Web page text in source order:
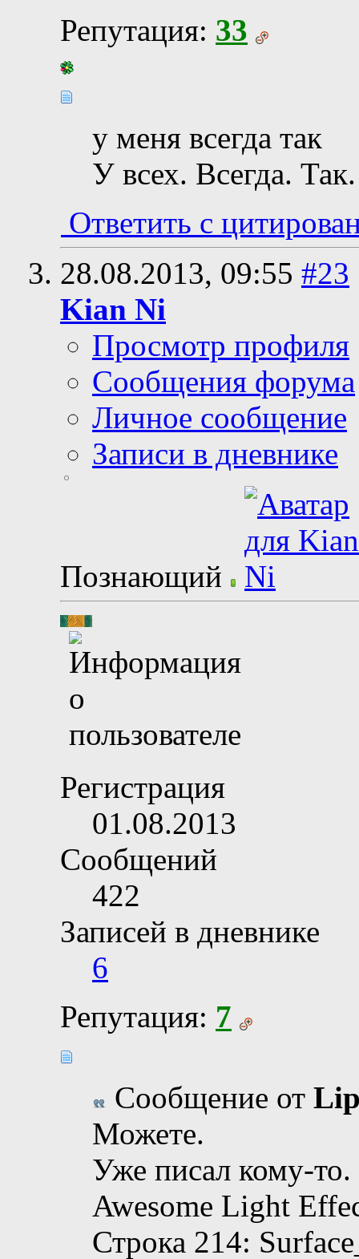
Репутация: 33
у меня всегда так
У всех. Всегда. Так.
Ответить с
28.08.2013, 09:55 #23
Kian Ni
Просмотр профиля
Сообщения форума
Личное сообщение
Записи в дневнике
Познающий
Регистрация
01.08.2013
Сообщений
422
Записей в дневнике
6
Репутация: 7
Сообщение от
Можете.
Уже писал кому-то.
Awesome Light
Строка 214: